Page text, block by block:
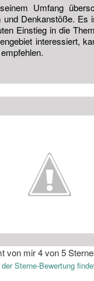
Umfang
und Denkanstöße. Es
Einstieg in die
interessiert,
von mir 4 von 5
Sterne-Bewertung